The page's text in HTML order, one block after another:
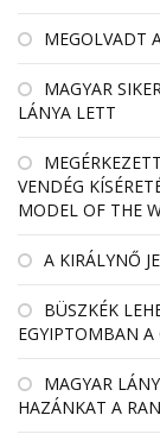
MEGOLVADT
MAGYAR
LÁNYA LETT
VENDÉG
MODEL OF THE
A KIRÁLYNŐ
BÜSZKÉK
EGYIPTOMBAN
MAGYAR
HAZÁNKAT A